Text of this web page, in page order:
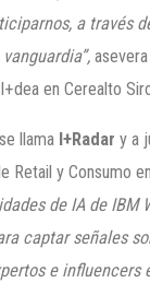
a través
en Cerealto
llama I+Radar y a
Retail y Consumo
de IA de IBM
captar señales
e influencers